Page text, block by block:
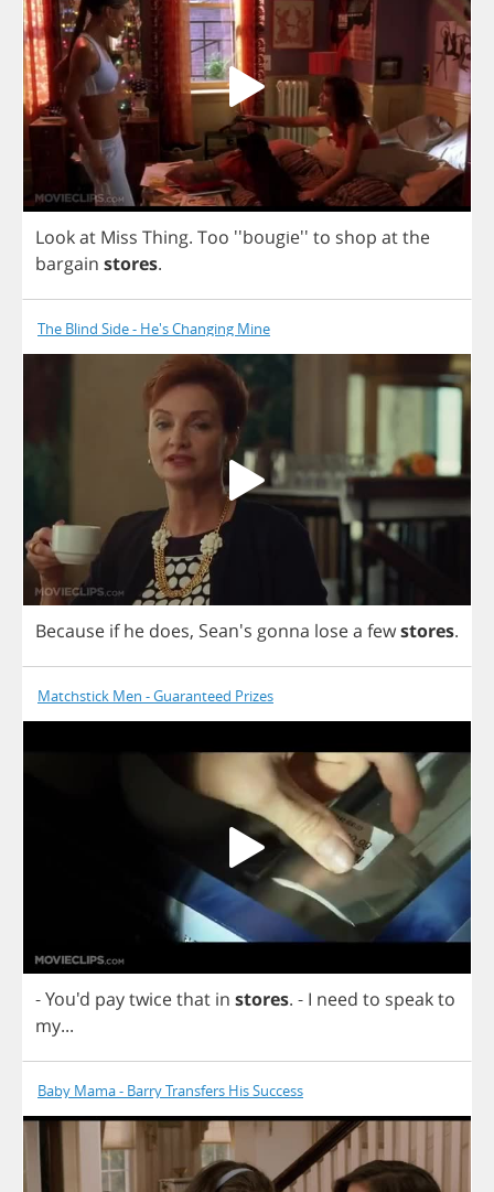
Lookat Miss Thing. Too ''bougie'' to shop atthe
bargain stores.
The Blind Side - He's Changing Mine
Because if he does, Sean's gonna losea fewstores.
Matchstick Men - Guaranteed Prizes
- You'd paytwicethat in stores. - I need to speakto
my...
Baby Mama - Barry Transfers His Success